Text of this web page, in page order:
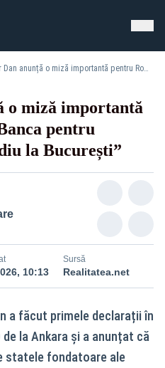
Nicușor Dan anunță o miză importantă pentru România: „Banca pentru Apărare va avea sediu la București”
o miză importantă
pentru
la București”
10:13
Sursă
Realitatea.net
a făcut primele declarații în
la Ankara și a anunțat că
statele fondatoare ale